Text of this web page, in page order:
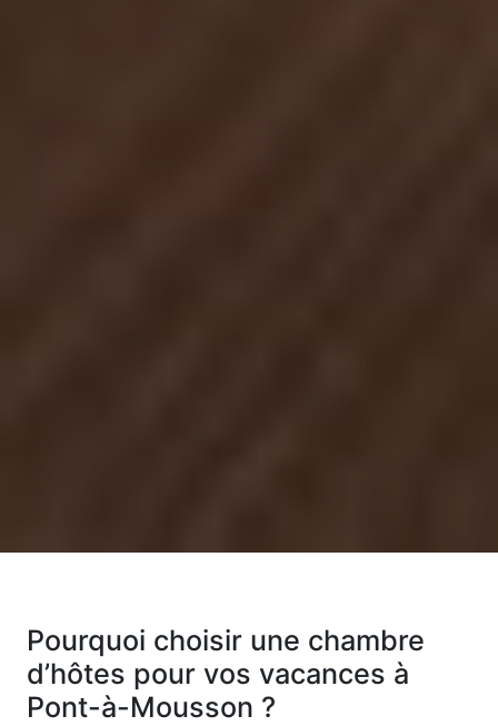
Pourquoi choisir une chambre
d’hôtes pour vos vacances à
Pont-à-Mousson ?